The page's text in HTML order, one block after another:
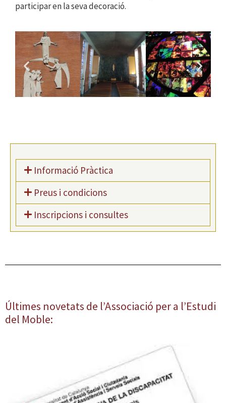
participar en la seva decoració.
Informació Pràctica
Preus i condicions
Inscripcions i consultes
Últimes novetats de l’Associació per a l’Estudi
del Moble: